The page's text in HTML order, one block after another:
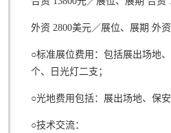
外资 2800美元／展位、展期 外资
○标准展位费用：包括展出场地、
个、日光灯二支；
○光地费用包括：展出场地、保
○技术交流：